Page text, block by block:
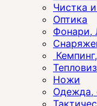
Чистка
Оптика
Фонари,
Ножи
Одежда,